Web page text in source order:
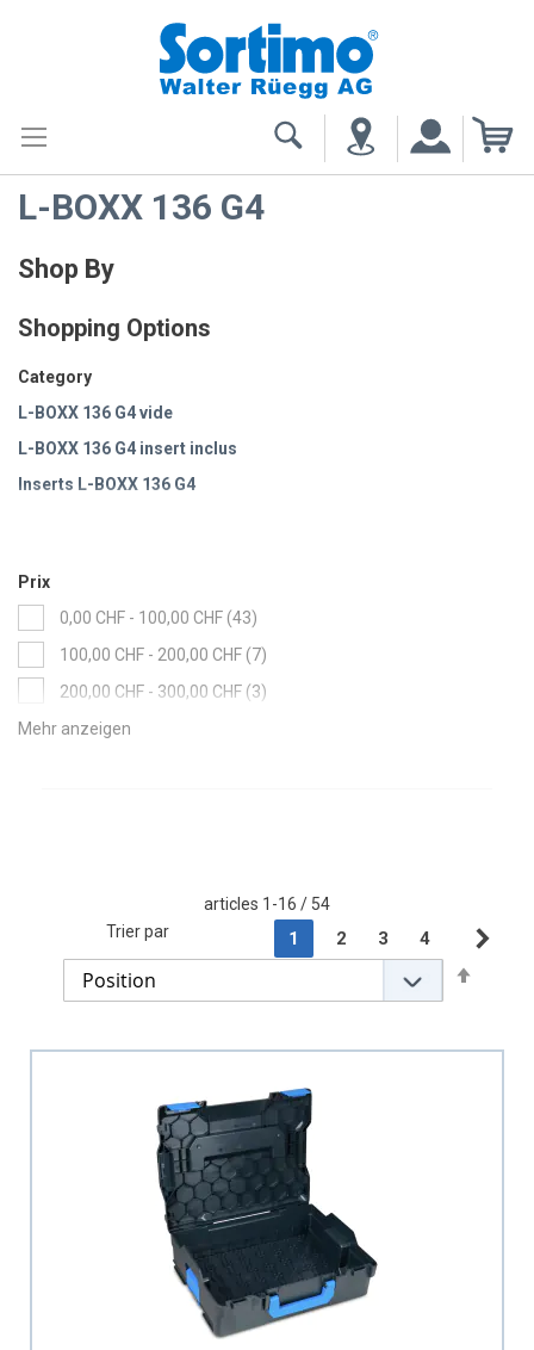
L-BOXX 136 G4
articles 1 -16 / 54
PageYou're currently reading
1 Page
2 Page
3 Page
4
Trier par
Shop By
Shopping Options
Category
L-BOXX 136 G4 vide
L-BOXX 136 G4 insert inclus
Inserts L-BOXX 136 G4
Prix
0,00 CHF - 100,00 CHF 43items
100,00 CHF - 200,00 CHF 7items
200,00 CHF - 300,00 CHF 3items
300,00 CHF